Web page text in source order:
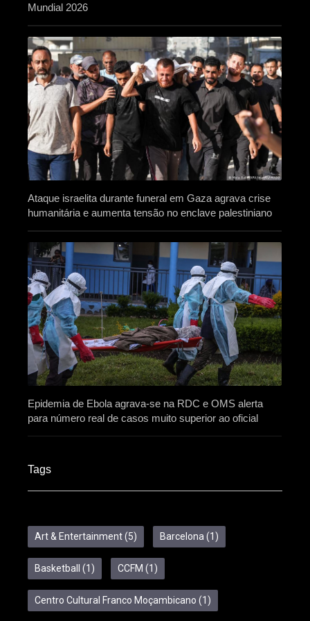
Mundial 2026
Ataque israelita durante funeral em Gaza agrava crise
humanitária e aumenta tensão no enclave palestiniano
Epidemia de Ebola agrava-se na RDC e OMS alerta
para número real de casos muito superior ao oficial
Tags
Art & Entertainment(5) Barcelona (1)
Basketball (1) CCFM (1)
Centro Cultural Franco Moçambicano (1)